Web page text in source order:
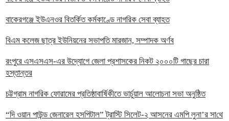
বাকেরগঞ্জে ইউএনওর বিতর্কিত কর্মকাণ্ডে নাগরিক সেবা ব্যাহত
বিএম কলেজ ছাত্র ইউনিয়নের সভাপতি মারজান, সম্পাদক অর্ণব
রংপুরে এসএসএস-এর উদ্যোগে জেলা প্রশাসকের নিকট ২০০০টি গাছের চারা
হস্তান্তর
চট্টগ্রাম নাগরিক ফোরামের প্রতিষ্ঠাবার্ষিকীতে ভার্চুয়াল আলোচনা সভা অনুষ্ঠিত
“দি ওয়ান পাউন্ড জেনারেল হসপিটাল” ট্রাস্টি সিলেট-২ আসনের এমপি লুনা’র সা‌থে